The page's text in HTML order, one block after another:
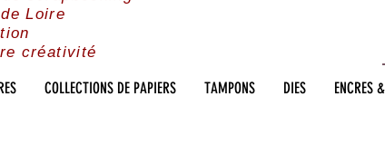
Loire
créativité
COLLECTIONS DE PAPIERS TAMPONS DIES ENCRES